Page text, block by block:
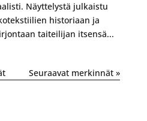
Näyttelystä julkaistu
historiaan ja
taiteilijan itsensä...
Seuraavat merkinnät »